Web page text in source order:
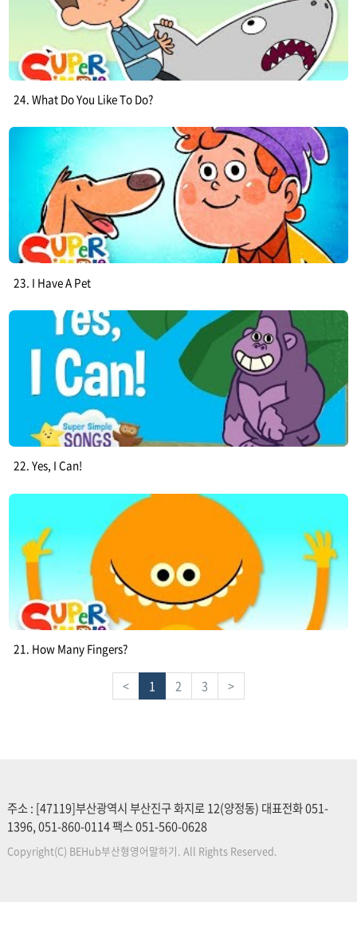
24. What Do You Like To Do?
23. I Have A Pet
22. Yes, I Can!
21. How Many Fingers?
< 1 2 3 >
주소 : [47119]부산광역시 부산진구 화지로 12(양정동) 대표전화 051-
1396, 051-860-0114 팩스 051-560-0628
Copyright(C) BEHub부산형영어말하기. All Rights Reserved.